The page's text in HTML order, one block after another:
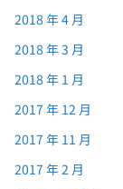
2018 年 4 月
2018 年 3 月
2018 年 1 月
2017 年 12 月
2017 年 11 月
2017 年 2 月